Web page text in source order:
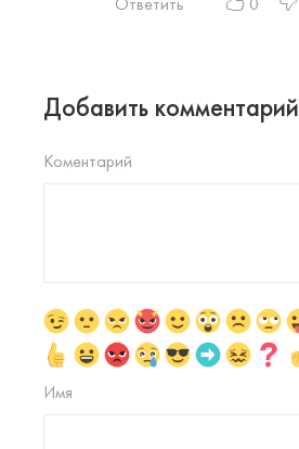
Добавить комментарий
Коментарий
Имя